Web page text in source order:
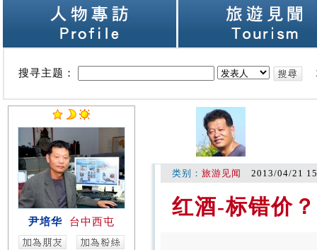
搜寻主题：
尹培华 台中西屯
类别： 旅游见闻 2013/04/21
红酒-标错价？